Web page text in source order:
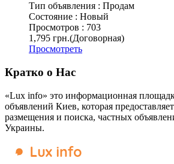
Тип объявления : Продам
Состояние : Новый
Просмотров : 703
1,795 грн.(Договорная)
Просмотреть
Кратко о Нас
«Lux info» это информационная
объявлений Киев, которая
размещения и поиска, частных
Украины.